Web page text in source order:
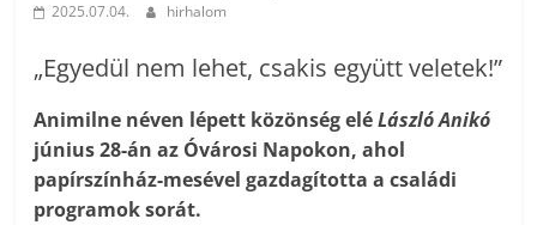
2025.07.04. hirhalom
„Egyedül nem lehet, csakis együtt veletek!”
Animilne néven lépett közönség eléLászló Anikó
június 28-án az Óvárosi Napokon, ahol
papírszínház-mesével gazdagította a családi
programok sorát.